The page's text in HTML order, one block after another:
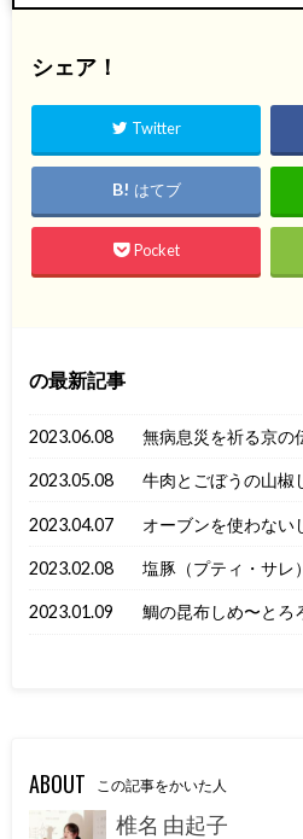
シェア！
Twitter
はてブ
Pocket
の最新記事
2023.06.08 無病息災を祈る京の
2023.05.08 牛肉とごぼうの山椒
2023.04.07 オーブンを使わない
2023.02.08 塩豚（プティ・サレ
2023.01.09 鯛の昆布しめ〜とろ
ABOUT この記事をかいた人
椎名 由起子